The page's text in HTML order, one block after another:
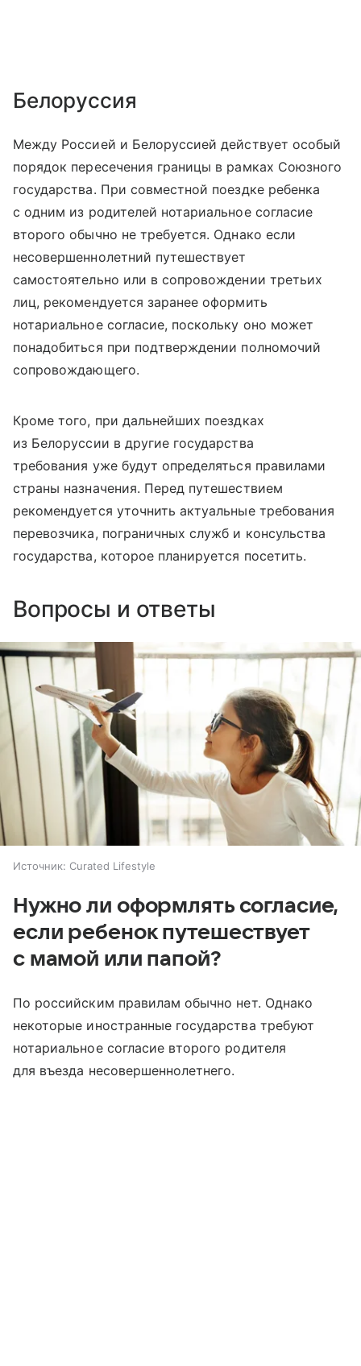
Белоруссия
Между Россией и Белоруссией действует особый
порядок пересечения границы в рамках Союзного
государства. При совместной поездке ребенка
с одним из родителей нотариальное согласие
второго обычно не требуется. Однако если
несовершеннолетний путешествует
самостоятельно или в сопровождении третьих
лиц, рекомендуется заранее оформить
нотариальное согласие, поскольку оно может
понадобиться при подтверждении полномочий
сопровождающего.
Кроме того, при дальнейших поездках
из Белоруссии в другие государства
требования уже будут определяться правилами
страны назначения. Перед путешествием
рекомендуется уточнить актуальные требования
перевозчика, пограничных служб и консульства
государства, которое планируется посетить.
Вопросы и ответы
Источник: Curated Lifestyle
Нужно ли оформлять согласие,
если ребенок путешествует
с мамой или папой?
По российским правилам обычно нет. Однако
некоторые иностранные государства требуют
нотариальное согласие второго родителя
для въезда несовершеннолетнего.